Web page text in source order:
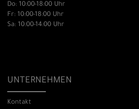
Do: 10:00-18:00 Uhr
Fr: 10:00-18:00 Uhr
Sa: 10:00-14:00 Uhr
UNTERNEHMEN
Kontakt